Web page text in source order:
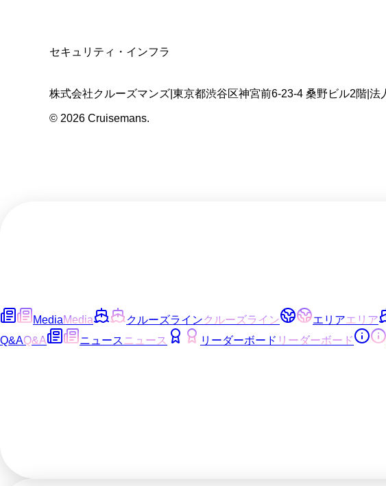
セキュリティ・インフラ
株式会社クルーズマンズ 東京都渋谷区神宮前6-23-4 桑野ビル2階 法
© 2026 Cruisemans.
MediaMedia クルーズラインクルーズライン エリアエリア
Q&AQ&A ニュース ニュース リーダーボード リーダーボード